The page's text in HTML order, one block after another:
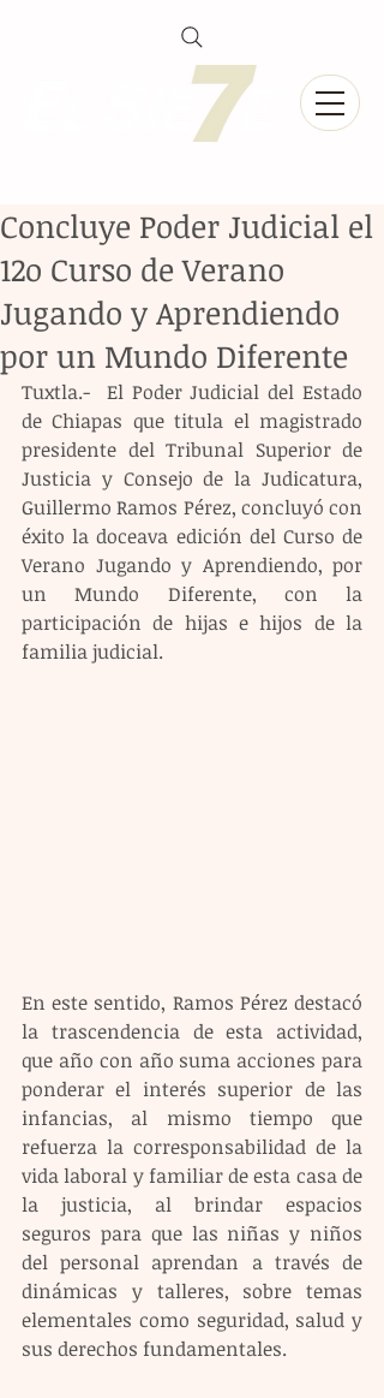
Concluye Poder Judicial el
12o Curso de Verano
Jugando y Aprendiendo
por un Mundo Diferente
Tuxtla.-  El Poder Judicial del Estado
de Chiapas que titula el magistrado
presidente del Tribunal Superior de
Justicia y Consejo de la Judicatura,
Guillermo Ramos Pérez, concluyó con
éxito la doceava edición del Curso de
Verano Jugando y Aprendiendo, por
un Mundo Diferente, con la
participación de hijas e hijos de la
familia judicial.
En este sentido, Ramos Pérez destacó
la trascendencia de esta actividad,
que año con año suma acciones para
ponderar el interés superior de las
infancias, al mismo tiempo que
refuerza la corresponsabilidad de la
vida laboral y familiar de esta casa de
la justicia, al brindar espacios
seguros para que las niñas y niños
del personal aprendan a través de
dinámicas y talleres, sobre temas
elementales como seguridad, salud y
sus derechos fundamentales.